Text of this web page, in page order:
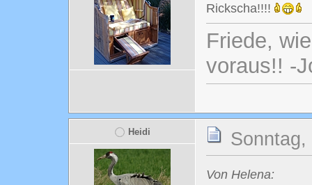
Rickscha!!!!
Friede,
voraus!! -
Heidi
Von Helena: